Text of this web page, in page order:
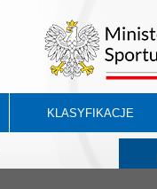
KLASYFIKACJE